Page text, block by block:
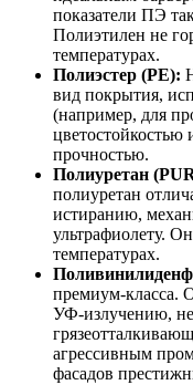
показатели ПЭ
Полиэтилен не
температурах.
Полиэстер (PE):
вид покрытия,
(например, для
цветостойкостью
прочностью.
Полиуретан
полиуретан
истиранию,
ультрафиолету.
температурах.
премиум-класса.
УФ-излучению, не
агрессивным
фасадов